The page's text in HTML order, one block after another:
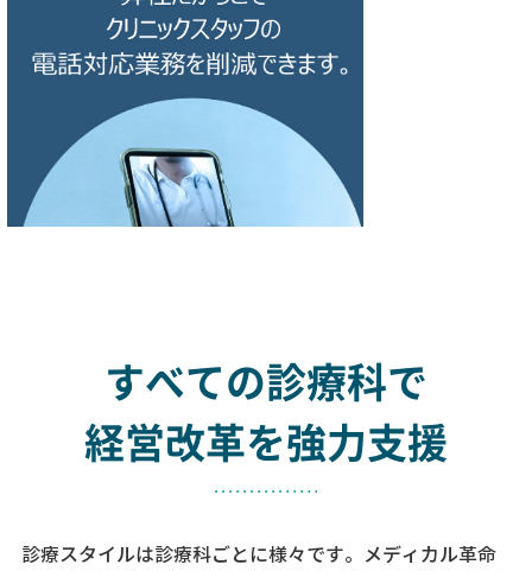
すべての診療科で
経営改革を強力支援
診療スタイルは診療科ごとに様々です。メディカル革命